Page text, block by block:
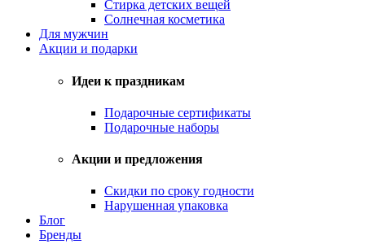
Стирка детских вещей
Солнечная косметика
Для мужчин
Акции и подарки
Идеи к праздникам
Подарочные сертификаты
Подарочные наборы
Акции и предложения
Скидки по сроку годности
Нарушенная упаковка
Блог
Бренды